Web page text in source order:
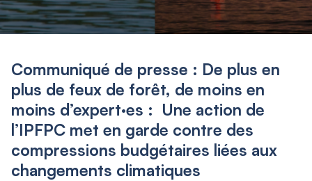
Communiqué de presse : De plus en
plus de feux de forêt, de moins en
moins d’expert·es : Une action de
l’IPFPC met en garde contre des
compressions budgétaires liées aux
changements climatiques